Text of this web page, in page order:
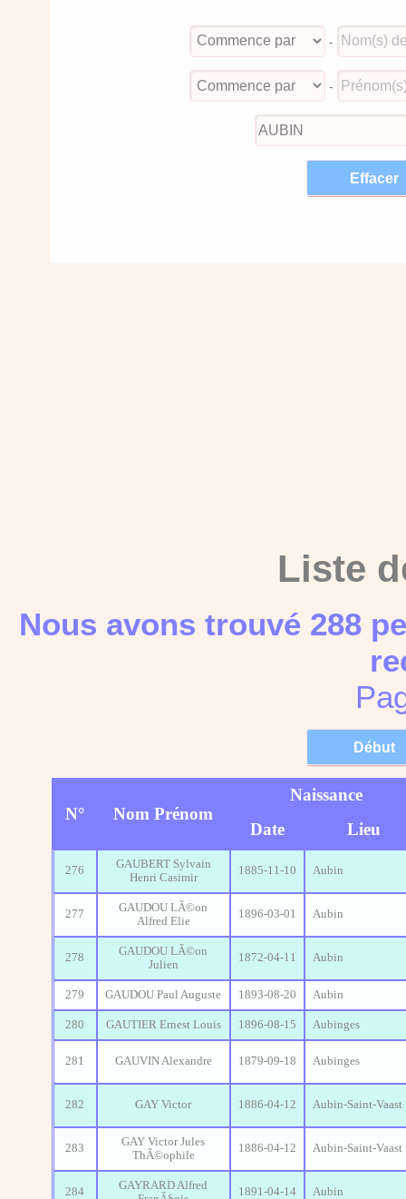
-
-
Liste
Nous avons trouvé 288
N° Nom Prénom
Naissance
Date
Lieu
276
GAUBERT Sylvain
Henri Casimir
1885-11-10 Aubin
277
GAUDOU LÃ©on
Alfred Elie
1896-03-01 Aubin
278
GAUDOU LÃ©on
Julien
1872-04-11 Aubin
279 GAUDOU Paul Auguste 1893-08-20 Aubin
280 GAUTIER Ernest Louis 1896-08-15 Aubinges
281 GAUVIN Alexandre 1879-09-18 Aubinges
282 GAY Victor 1886-04-12 Aubin-Saint-Vaast
283
GAY Victor Jules
ThÃ©ophile
1886-04-12 Aubin-Saint-Vaast
284
GAYRARD Alfred
1891-04-14 Aubin